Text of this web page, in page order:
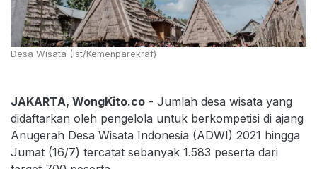
Desa Wisata (Ist/Kemenparekraf)
JAKARTA, WongKito.co - Jumlah desa wisata yang
didaftarkan oleh pengelola untuk berkompetisi di ajang
Anugerah Desa Wisata Indonesia (ADWI) 2021 hingga
Jumat (16/7) tercatat sebanyak 1.583 peserta dari